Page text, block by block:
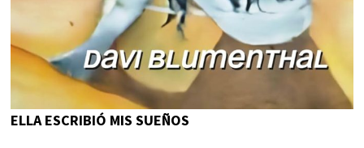
ELLA ESCRIBIÓ MIS SUEÑOS